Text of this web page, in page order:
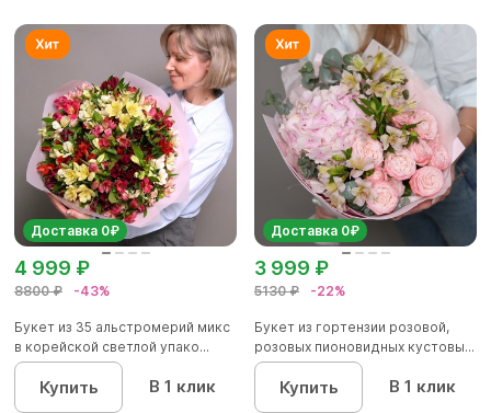
Доставка 0₽
8800 ₽ -43%
4 999 ₽
Букет из 35 альстромерий микс
в корейской светлой упако...
Купить В 1 клик
Доставка 0₽
5130 ₽ -22%
3 999 ₽
Букет из гортензии розовой,
розовых пионовидных кустовы...
Купить В 1 клик